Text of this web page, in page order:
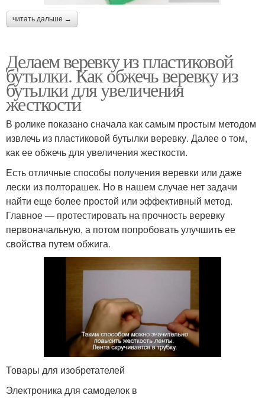
читать дальше →
Делаем веревку из пластиковой
бутылки. Как обжечь веревку из
бутылки для увеличения
жесткости
В ролике показано сначала как самым простым методом
извлечь из пластиковой бутылки веревку. Далее о том,
как ее обжечь для увеличения жесткости.
Есть отличные способы получения веревки или даже
лески из полторашек. Но в нашем случае нет задачи
найти еще более простой или эффективный метод.
Главное — протестировать на прочность веревку
первоначальную, а потом попробовать улучшить ее
свойства путем обжига.
Товары для изобретателей
Электроника для самоделок в